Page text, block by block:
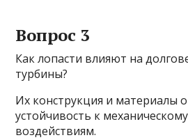
Вопрос 3
Как лопасти влияют на
турбины?
Их конструкция и материалы
устойчивость к
воздействиям.